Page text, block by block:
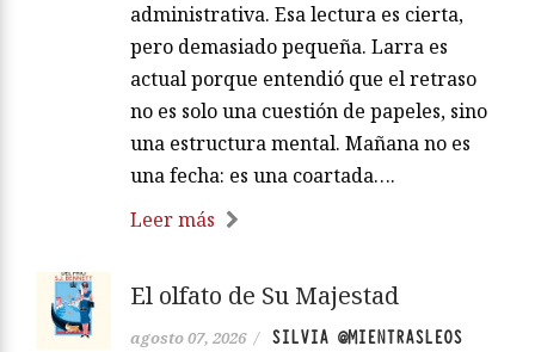
administrativa. Esa lectura es cierta,
pero demasiado pequeña. Larra es
actual porque entendió que el retraso
no es solo una cuestión de papeles, sino
una estructura mental. Mañana no es
una fecha: es una coartada….
Leer más
El olfato de Su Majestad
agosto 07, 2026 / SILVIA @MIENTRASLEOS